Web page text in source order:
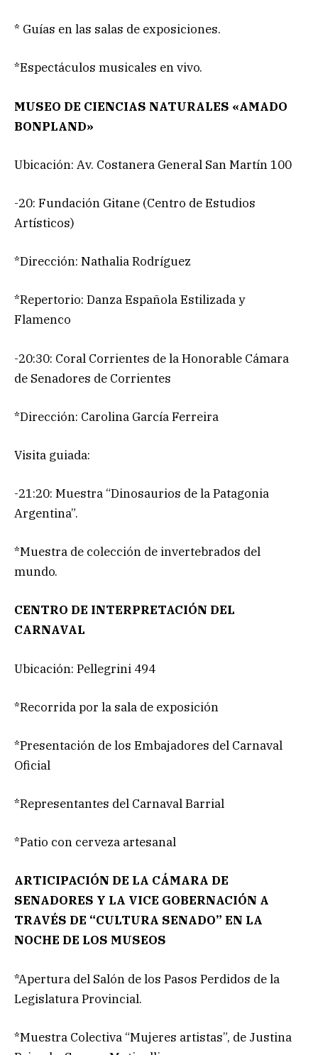
* Guías en las salas de exposiciones.
*Espectáculos musicales en vivo.
MUSEO DE CIENCIAS NATURALES «AMADO
BONPLAND»
Ubicación: Av. Costanera General San Martín 100
-20: Fundación Gitane (Centro de Estudios
Artísticos)
*Dirección: Nathalia Rodríguez
*Repertorio: Danza Española Estilizada y
Flamenco
-20:30: Coral Corrientes de la Honorable Cámara
de Senadores de Corrientes
*Dirección: Carolina García Ferreira
Visita guiada:
-21:20: Muestra “Dinosaurios de la Patagonia
Argentina”.
*Muestra de colección de invertebrados del
mundo.
CENTRO DE INTERPRETACIÓN DEL
CARNAVAL
Ubicación: Pellegrini 494
*Recorrida por la sala de exposición
*Presentación de los Embajadores del Carnaval
Oficial
*Representantes del Carnaval Barrial
*Patio con cerveza artesanal
ARTICIPACIÓN DE LA CÁMARA DE
SENADORES Y LA VICE GOBERNACIÓN A
TRAVÉS DE “CULTURA SENADO” EN LA
NOCHE DE LOS MUSEOS
*Apertura del Salón de los Pasos Perdidos de la
Legislatura Provincial.
*Muestra Colectiva “Mujeres artistas”, de Justina